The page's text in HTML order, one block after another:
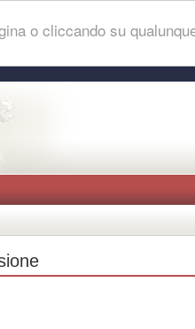
o cliccando su